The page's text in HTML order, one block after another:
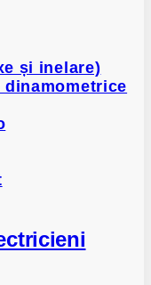
și inelare)